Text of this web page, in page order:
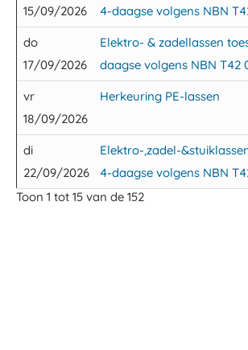
15/09/2026
4-daagse volgens NBN
do
17/09/2026
Elektro- & zadellassen
daagse volgens NBN T42
vr
18/09/2026
Herkeuring PE-lassen
di
22/09/2026
Elektro-,zadel-
4-daagse volgens NBN
Toon 1 tot 15 van de 152